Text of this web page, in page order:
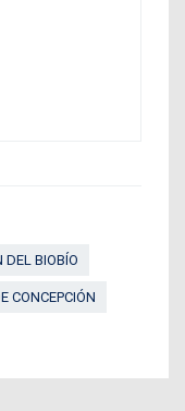
DEL BIOBÍO
CONCEPCIÓN